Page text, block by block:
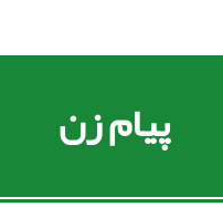
پیام زن